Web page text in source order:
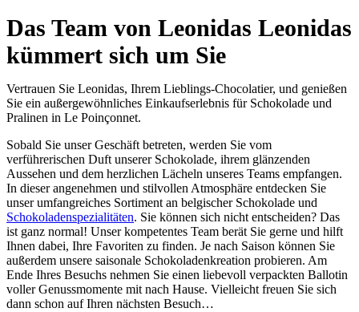
Das Team von Leonidas Leonidas
kümmert sich um Sie
Vertrauen Sie Leonidas, Ihrem Lieblings-Chocolatier, und genießen
Sie ein außergewöhnliches Einkaufserlebnis für Schokolade und
Pralinen in Le Poinçonnet.
Sobald Sie unser Geschäft betreten, werden Sie vom
verführerischen Duft unserer Schokolade, ihrem glänzenden
Aussehen und dem herzlichen Lächeln unseres Teams empfangen.
In dieser angenehmen und stilvollen Atmosphäre entdecken Sie
unser umfangreiches Sortiment an belgischer Schokolade und
Schokoladenspezialitäten. Sie können sich nicht entscheiden? Das
ist ganz normal! Unser kompetentes Team berät Sie gerne und hilft
Ihnen dabei, Ihre Favoriten zu finden. Je nach Saison können Sie
außerdem unsere saisonale Schokoladenkreation probieren. Am
Ende Ihres Besuchs nehmen Sie einen liebevoll verpackten Ballotin
voller Genussmomente mit nach Hause. Vielleicht freuen Sie sich
dann schon auf Ihren nächsten Besuch…